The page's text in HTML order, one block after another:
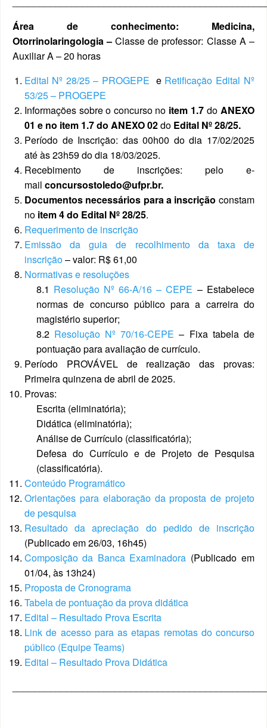
Área de conhecimento: Medicina,
Otorrinolaringologia – Classe de professor: Classe A –
Auxiliar A – 20 horas
Edital Nº 28/25 – PROGEPE e Retificação Edital Nº
53/25 – PROGEPE
Informações sobre o concurso no item 1.7 do ANEXO
01 e no item 1.7do ANEXO 02do Edital Nº 28/25.
Período de Inscrição: das 00h00 do dia 17/02/2025
até às 23h59 do dia 18/03/2025.
Recebimento de inscrições: pelo e-
mail concursostoledo@ufpr.br.
Documentos necessários para a inscrição constam
no item 4 do Edital Nº 28/25.
Requerimento de inscrição
Emissão da guia de recolhimento da taxa de
inscrição– valor: R$ 61,00
Normativas e resoluções
8.1 Resolução Nº 66-A/16 – CEPE – Estabelece
normas de concurso público para a carreira do
magistério superior;
8.2 Resolução Nº 70/16-CEPE – Fixa tabela de
pontuação para avaliação de currículo.
Período PROVÁVEL de realização das provas:
Primeira quinzena de abril de 2025.
Provas:
Escrita (eliminatória);
Didática (eliminatória);
Análise de Currículo (classificatória);
Defesa do Currículo e de Projeto de Pesquisa
(classificatória).
Conteúdo Programático
Orientações para elaboração da proposta de projeto
de pesquisa
Resultado da apreciação do pedido de inscrição
(Publicado em 26/03, 16h45)
Composição da Banca Examinadora (Publicado em
01/04, às 13h24)
Proposta de Cronograma
Tabela de pontuação da prova didática
Edital – Resultado Prova Escrita
Link de acesso para as etapas remotas do concurso
público (Equipe Teams)
Edital – Resultado Prova Didática